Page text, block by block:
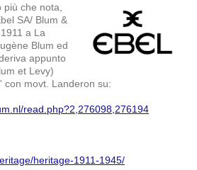
che nota,
SA/ Blum &
a La
Blum ed
appunto
et Levy)
con movt. Landeron su:
read.php?2,276098,276194
heritage-1911-1945/